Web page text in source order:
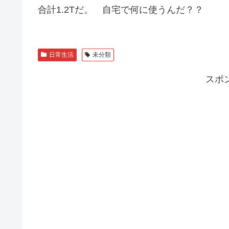
合計1.2Tだ。 自宅で何に使うんだ？？
日常生活 未分類
スポ